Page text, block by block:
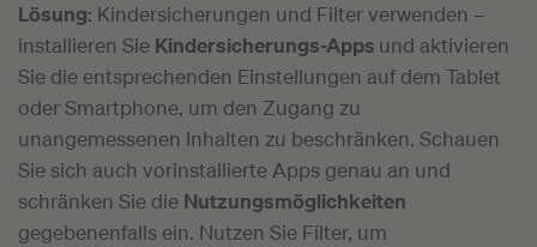
Lösung: Kindersicherungen und Filter verwenden –
installieren Sie Kindersicherungs-Apps und aktivieren
Sie die entsprechenden Einstellungen auf dem Tablet
oder Smartphone, um den Zugang zu
unangemessenen Inhalten zu beschränken. Schauen
Sie sich auch vorinstallierte Apps genau an und
schränken Sie die Nutzungsmöglichkeiten
gegebenenfalls ein. Nutzen Sie Filter, um